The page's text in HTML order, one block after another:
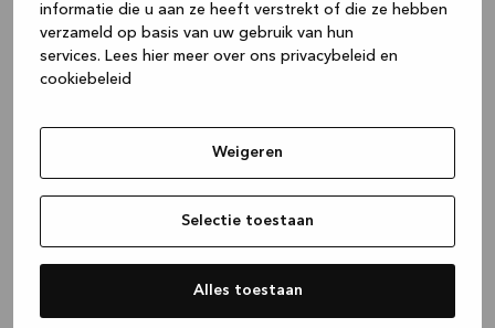
informatie die u aan ze heeft verstrekt of die ze hebben
verzameld op basis van uw gebruik van hun
services. Lees hier meer over ons privacybeleid en
cookiebeleid
Weigeren
Selectie toestaan
Alles toestaan
(see the browser console for more
information).